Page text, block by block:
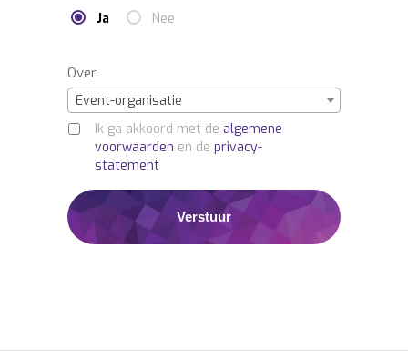
Ja Nee
Over
Event-organisatie
Ik ga akkoord met de algemene
voorwaarden en de privacy-
statement